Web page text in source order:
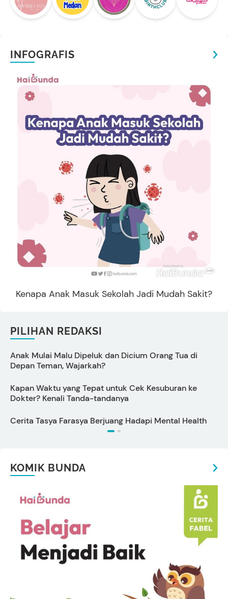
INFOGRAFIS
Kenapa Anak Masuk Sekolah Jadi Mudah Sakit?
PILIHAN REDAKSI
Anak Mulai Malu Dipeluk dan Dicium Orang Tua di
Depan Teman, Wajarkah?
Kapan Waktu yang Tepat untuk Cek Kesuburan ke
Dokter? Kenali Tanda-tandanya
Cerita Tasya Farasya Berjuang Hadapi Mental Health
KOMIK BUNDA